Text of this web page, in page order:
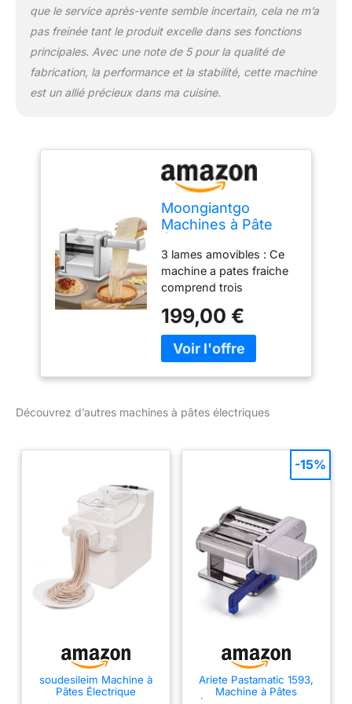
pour faire des pâtes à
dumplings, 3-5 pour des
nouilles ou des lasagnes,
et 6-7 pour des raviolis.
culinaires attendent votre
recommandons un
rapport de 4:1 pour la
farine et le liquide.
Cependant, en raison de
différences régionales et
de types de farine variés,
leur absorption d'eau
peut différer
considérablement, et le
rapport de 4:1 peut ne
pas convenir à toutes les
farines. Si la pâte colle
aux rouleaux pendant le
laminage, cela indique la
nécessité d'ajouter un
pâte se fissure, ajoutez
liquide. Créativité : Vous
fine, la plus digeste et
nutritive, ainsi que du jus
de légumes nutritif ou un
mélange d'œufs. Avec ce
appareil à pates fraiche,
vous pouvez préparer
différents types de pâtes
nouilles longues, des
nouilles fines, des
nouilles pour wonton ou
que le service après-vente semble incertain, cela ne m’a
pas freinée tant le produit excelle dans ses fonctions
principales. Avec une note de 5 pour la qualité de
fabrication, la performance et la stabilité, cette machine
est un allié précieux dans ma cuisine.
Moongiantgo
Machines à Pâte
Amovible Lames,
0.5-5mm Épaisseur
3 lames amovibles : Ce
machine a pates fraiche
comprend trois
lame pour nouilles de
2mm/4mm/6,5 mm. Ces
lames peuvent être
permettant de créer une
lames amovibles en acier
*Note : Veuillez ne pas
nettoyer ni l'unité
principale ni la lame
détachable directement
avec de l'eau. Utilisez
plutôt un chiffon humide.
Réglage de l'épaisseur
tournant le bouton de
réglage de l'épaisseur de
1 à 7, vous pouvez
ajuster sans effort
199,00 €
Découvrez d’autres machines à pâtes électriques
soudesileim Machine à
Pâtes Électrique
Ariete Pastamatic 1593,
Machine à Pâtes
-15%